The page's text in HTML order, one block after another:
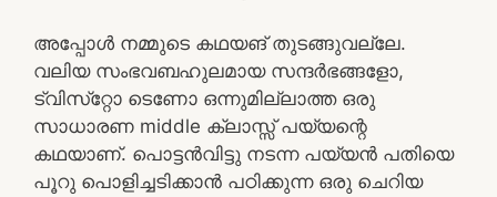
അപ്പോൾ നമ്മുടെ കഥയങ് തുടങ്ങുവല്ലേ.
വലിയ സംഭവബഹുലമായ സന്ദർഭങ്ങളോ,
ട്വിസ്‌റ്റോ ടെണോ ഒന്നുമില്ലാത്ത ഒരു
സാധാരണ middle ക്ലാസ്സ്‌ പയ്യന്റെ
കഥയാണ്. പൊട്ടൻവിട്ടു നടന്ന പയ്യൻ പതിയെ
പൂറു പൊളിച്ചടിക്കാൻ പഠിക്കുന്ന ഒരു ചെറിയ